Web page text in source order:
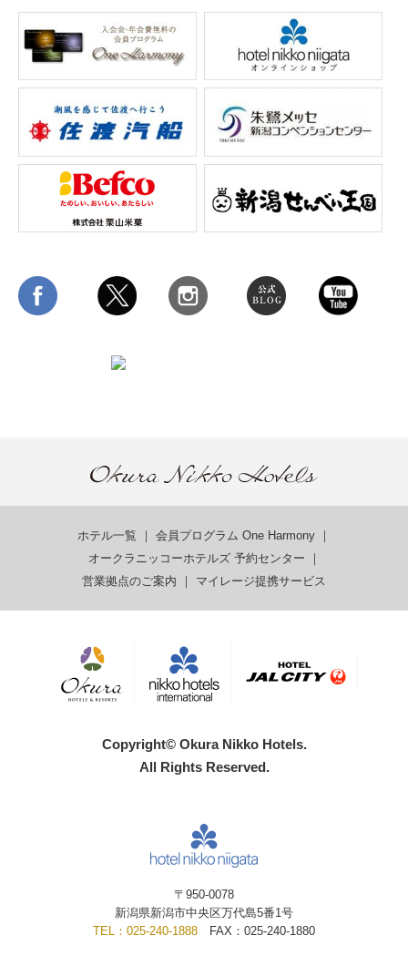
ホテル一覧 ｜ 会員プログラム One Harmony ｜
オークラニッコーホテルズ 予約センター ｜
営業拠点のご案内 ｜ マイレージ提携サービス
Copyright© Okura Nikko Hotels.
All Rights Reserved.
〒950-0078
新潟県新潟市中央区万代島5番1号
TEL：025-240-1888 FAX：025-240-1880